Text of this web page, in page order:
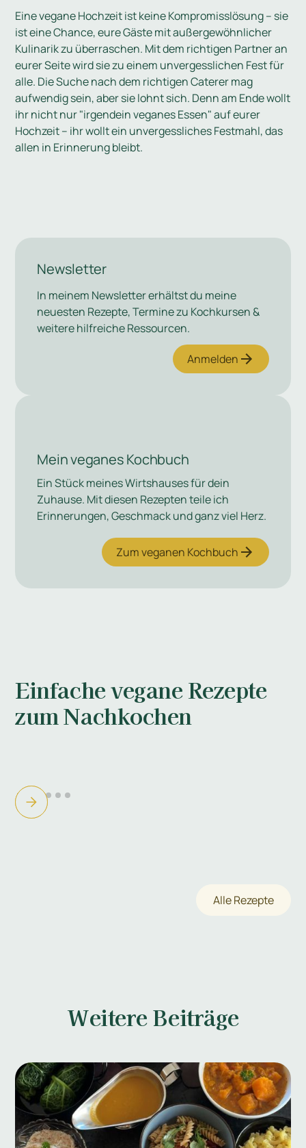
Eine vegane Hochzeit ist keine Kompromisslösung – sie
ist eine Chance, eure Gäste mit außergewöhnlicher
Kulinarik zu überraschen. Mit dem richtigen Partner an
eurer Seite wird sie zu einem unvergesslichen Fest für
alle. Die Suche nach dem richtigen Caterer mag
aufwendig sein, aber sie lohnt sich. Denn am Ende wollt
ihr nicht nur "irgendein veganes Essen" auf eurer
Hochzeit – ihr wollt ein unvergessliches Festmahl, das
allen in Erinnerung bleibt.
Newsletter
In meinem Newsletter erhältst du meine
neuesten Rezepte, Termine zu Kochkursen &
weitere hilfreiche Ressourcen.
Anmelden
Mein veganes Kochbuch
Ein Stück meines Wirtshauses für dein
Zuhause. Mit diesen Rezepten teile ich
Erinnerungen, Geschmack und ganz viel Herz.
Zum veganen Kochbuch
Einfache vegane Rezepte
zum Nachkochen
Alle Rezepte
Weitere Beiträge